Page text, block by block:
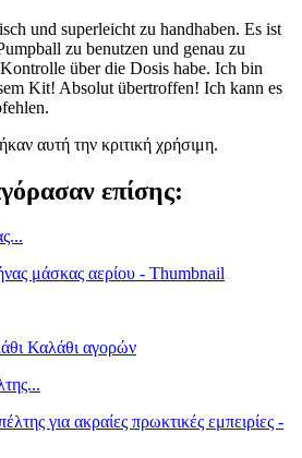
und superleicht zu handhaben. Es ist
zu benutzen und genau zu
über die Dosis habe. Ich bin
Kit! Absolut übertroffen! Ich kann es
αυτή την κριτική χρήσιμη.
επίσης:
Καλάθι αγορών